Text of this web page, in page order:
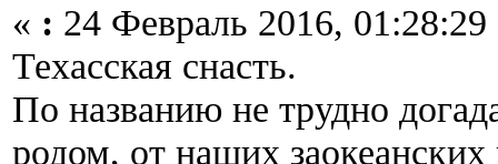
« : 24 Февраль 2016, 01:28:29
Техасская снасть.
По названию не трудно
родом, от наших заокеанских